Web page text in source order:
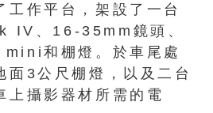
工作平台，架設了一台
IV、16-35mm鏡頭、
和棚燈。於車尾處
面3公尺棚燈，以及二台
上攝影器材所需的電